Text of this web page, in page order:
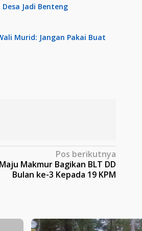
Jadi Benteng
Murid: Jangan Pakai Buat
Pos berikutnya
Makmur Bagikan BLT DD
Bulan ke-3 Kepada 19 KPM